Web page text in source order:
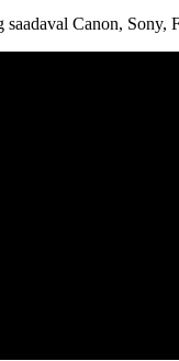
saadaval Canon,